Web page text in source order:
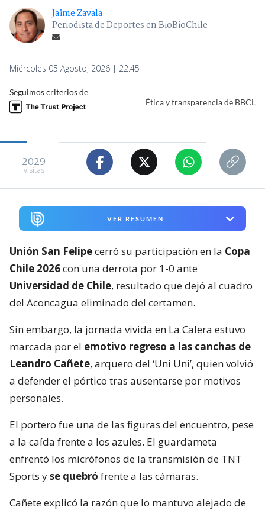
Jaime Zavala
Periodista de Deportes en BioBioChile
Miércoles 05 Agosto, 2026 | 22:45
Seguimos criterios de
Ética y transparencia de BBCL
2029
visitas
VER RESUMEN
Unión San Felipecerró su participación en la Copa
Chile 2026con una derrota por 1-0 ante
Universidad de Chile, resultado que dejó al cuadro
del Aconcagua eliminado del certamen.
Sin embargo, la jornada vivida en La Calera estuvo
marcada por el emotivo regreso a las canchas de
Leandro Cañete, arquero del ‘Uni Uni’, quien volvió
a defender el pórtico tras ausentarse por motivos
personales.
El portero fue una de las figuras del encuentro, pese
a la caída frente a los azules. El guardameta
enfrentó los micrófonos de la transmisión de TNT
Sports yse quebró frente a las cámaras.
Cañete explicó la razón que lo mantuvo alejado de